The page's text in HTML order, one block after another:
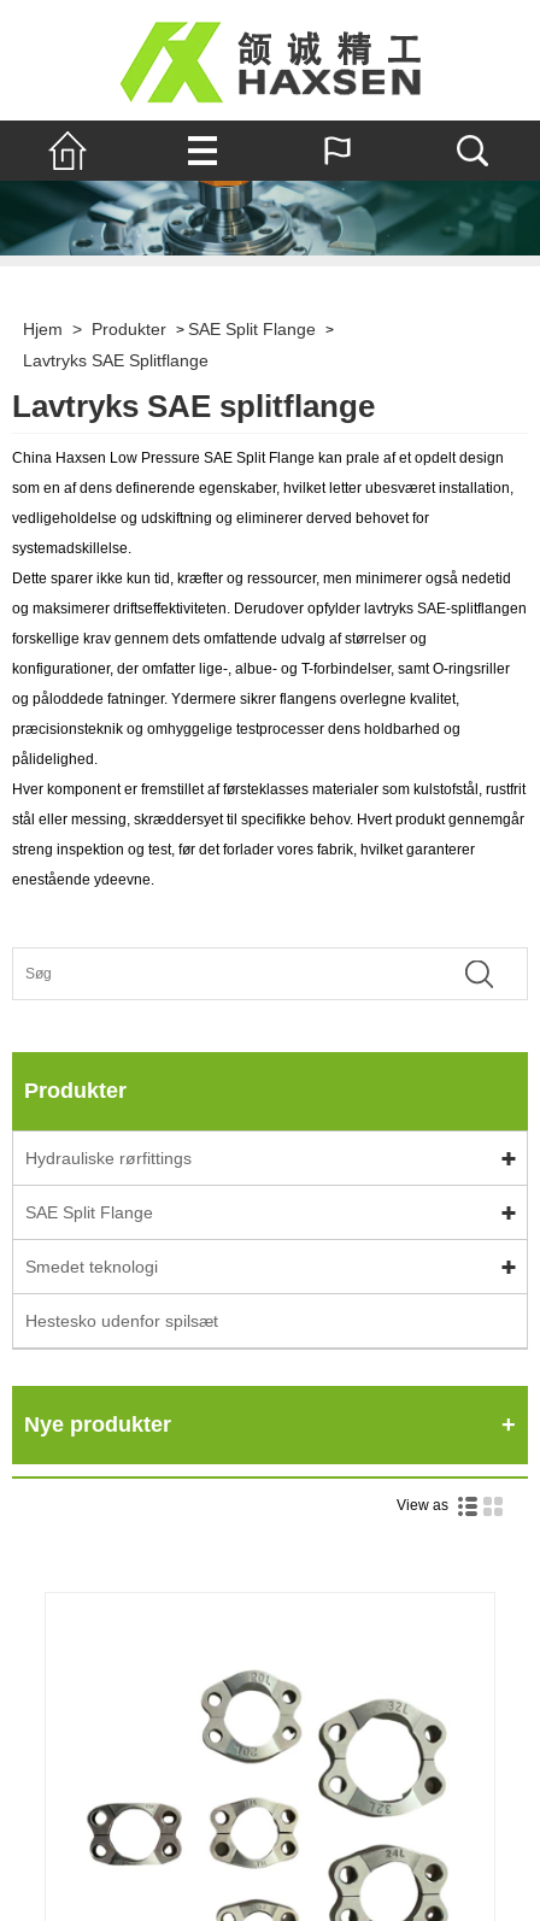
Hjem > Produkter > SAE Split Flange >
Lavtryks SAE Splitflange
Lavtryks SAE splitflange
China Haxsen Low Pressure SAE Split Flange kan prale af et opdelt design
som en af ​​dens definerende egenskaber, hvilket letter ubesværet installation,
vedligeholdelse og udskiftning og eliminerer derved behovet for
systemadskillelse.
Dette sparer ikke kun tid, kræfter og ressourcer, men minimerer også nedetid
og maksimerer driftseffektiviteten. Derudover opfylder lavtryks SAE-splitflangen
forskellige krav gennem dets omfattende udvalg af størrelser og
konfigurationer, der omfatter lige-, albue- og T-forbindelser, samt O-ringsriller
og påloddede fatninger. Ydermere sikrer flangens overlegne kvalitet,
præcisionsteknik og omhyggelige testprocesser dens holdbarhed og
pålidelighed.
Hver komponent er fremstillet af førsteklasses materialer som kulstofstål, rustfrit
stål eller messing, skræddersyet til specifikke behov. Hvert produkt gennemgår
streng inspektion og test, før det forlader vores fabrik, hvilket garanterer
enestående ydeevne.
Produkter
Hydrauliske rørfittings
SAE Split Flange
Smedet teknologi
Hestesko udenfor spilsæt
Nye produkter
View as